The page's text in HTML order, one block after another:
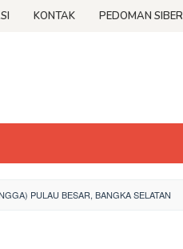
KONTAK PEDOMAN SIBER
PULAU BESAR, BANGKA SELATAN